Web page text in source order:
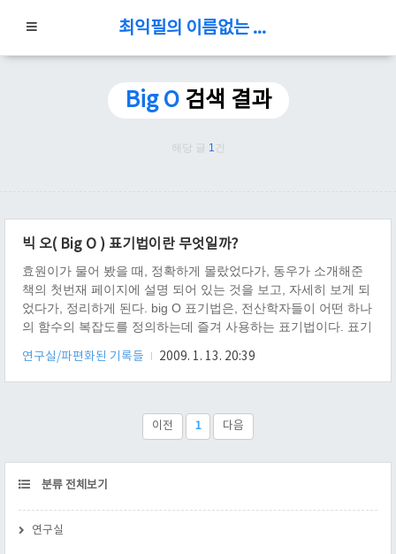
최익필의 이름없는 블로그
Big O 검색 결과
해당 글 1 건
빅 오( Big O ) 표기법이란 무엇일까?
효원이가 물어 봤을 때, 정확하게 몰랐었다가, 동우가 소개해준
책의 첫번재 페이지에 설명 되어 있는 것을 보고, 자세히 보게 되
었다가, 정리하게 된다. big O 표기법은, 전산학자들이 어떤 하나
의 함수의 복잡도를 정의하는데 즐겨 사용하는 표기법이다. 표기
(n) 또는 (c) 로 표기하는데, c는 상수를 뜻한다. (즉 1, 2, 3, 4
등..) 함수의 복잡도란 무엇일까? 복잡도를 해결하기 위해서, n
있고, 표기하면, O(n) 으로 표기 된다. 어떤 일을 처리함에 있어,
그 처리의 복잡도를 뜻한다. 라고 해석 해도 될 듯 싶다. 예를 들
연구실/파편화된 기록들 2009. 1. 13. 20:39
이전 1 다음
CATEGORY
분류 전체보기
연구실